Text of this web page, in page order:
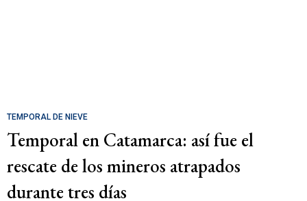
TEMPORAL DE NIEVE
Temporal en Catamarca: así fue el
rescate de los mineros atrapados
durante tres días